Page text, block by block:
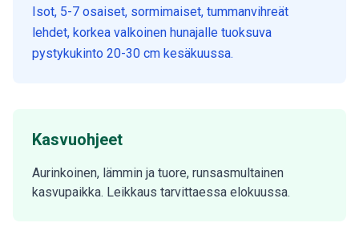
Isot, 5-7 osaiset, sormimaiset, tummanvihreät
lehdet, korkea valkoinen hunajalle tuoksuva
pystykukinto 20-30 cm kesäkuussa.
Kasvuohjeet
Aurinkoinen, lämmin ja tuore, runsasmultainen
kasvupaikka. Leikkaus tarvittaessa elokuussa.